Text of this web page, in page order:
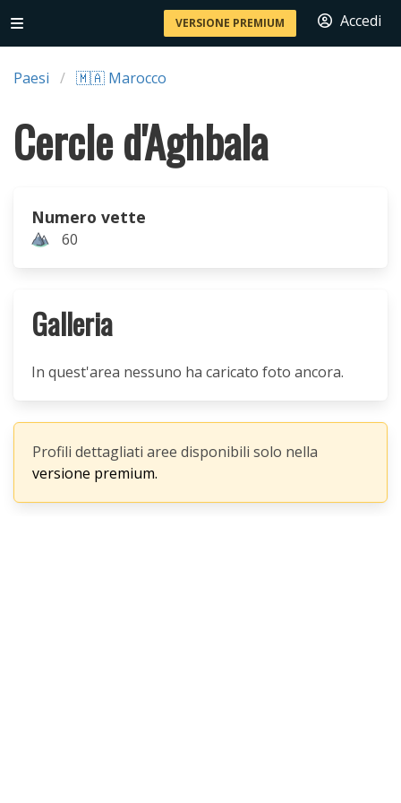
VERSIONE PREMIUM Accedi
Paesi 🇲🇦 Marocco
Cercle d'Aghbala
Numero vette
60
Galleria
In quest'area nessuno ha caricato foto ancora.
Profili dettagliati aree disponibili solo nella
versione premium.